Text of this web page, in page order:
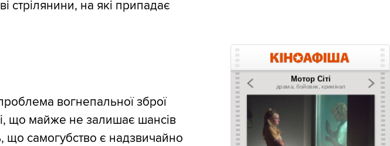
стрілянини, на які припадає
вогнепальної зброї
що майже не залишає шансів
що самогубство є надзвичайно